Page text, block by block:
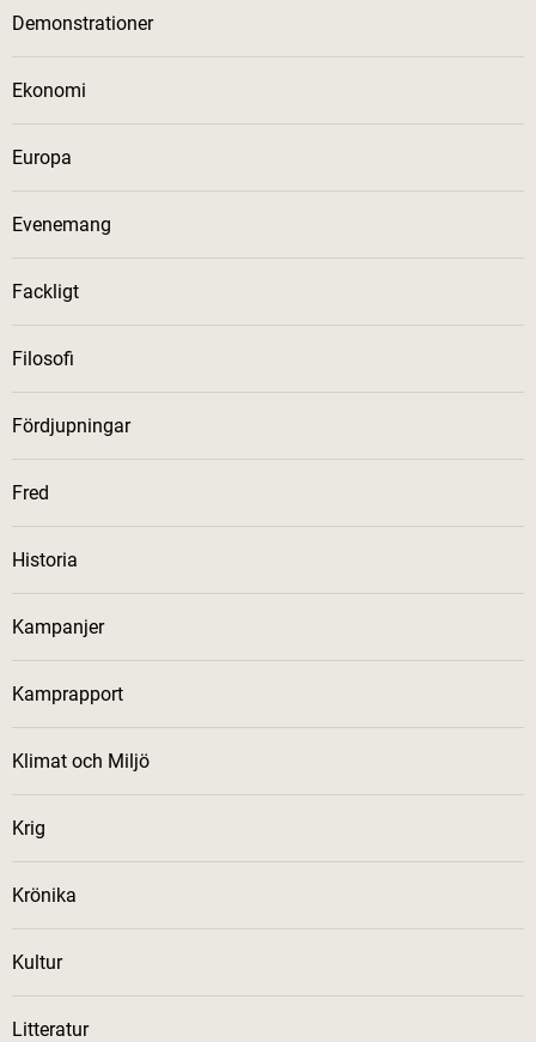
Demonstrationer
Ekonomi
Europa
Evenemang
Fackligt
Filosofi
Fördjupningar
Fred
Historia
Kampanjer
Kamprapport
Klimat och Miljö
Krig
Krönika
Kultur
Litteratur